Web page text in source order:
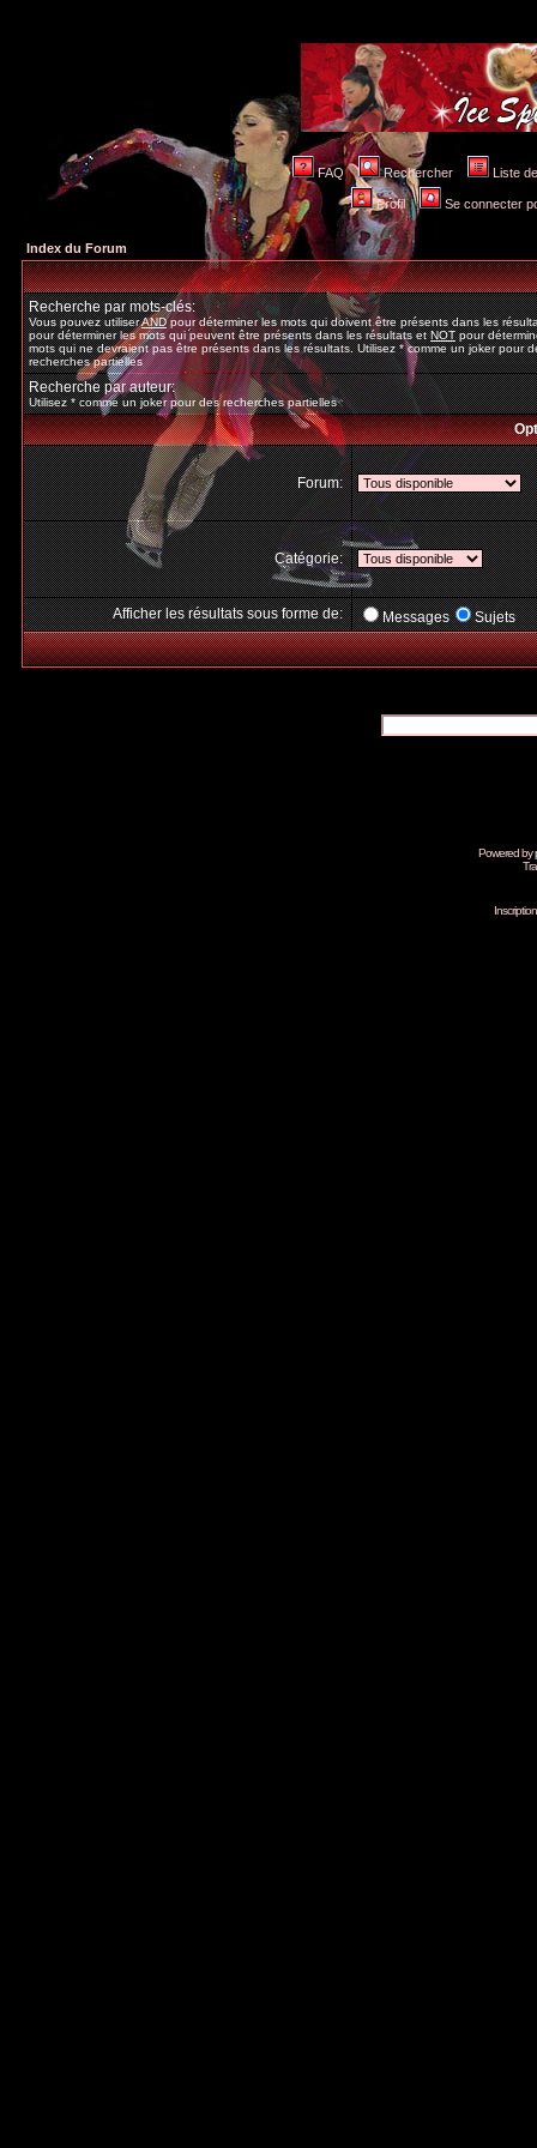
FAQ Rechercher Liste
Profil Se connecter
Index du Forum
Recherche par mots-clés:
Vous pouvez utiliserANDpour déterminer les mots qui doivent être présents dans les
pour déterminer les mots qui peuvent être présents dans les résultats etNOTpour
mots qui ne devraient pas être présents dans les résultats. Utilisez * comme un joker pour
recherches partielles
Recherche par auteur:
Utilisez * comme un joker pour des recherches partielles
Forum:
Catégorie:
Afficher les résultats sous forme de: Messages Sujets
Powered by